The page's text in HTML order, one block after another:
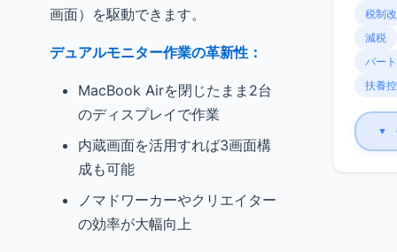
画面）を駆動できます。
デュアルモニター作業の革新性：
MacBook Airを閉じたまま2台
のディスプレイで作業
内蔵画面を活用すれば3画面構
成も可能
ノマドワーカーやクリエイター
の効率が大幅向上
税制
減税
パート
扶養
▼